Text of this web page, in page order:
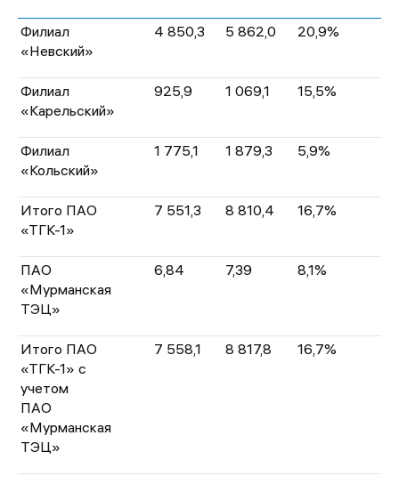
Филиал
«Невский»
4 850,3 5 862,0 20,9%
Филиал
«Карельский»
925,9 1 069,1 15,5%
Филиал
«Кольский»
1 775,1 1 879,3 5,9%
Итого ПАО
«ТГК-1»
7 551,3 8 810,4 16,7%
ПАО
«Мурманская
ТЭЦ»
6,84 7,39 8,1%
Итого ПАО
«ТГК-1» с
учетом
ПАО
«Мурманская
ТЭЦ»
7 558,1 8 817,8 16,7%